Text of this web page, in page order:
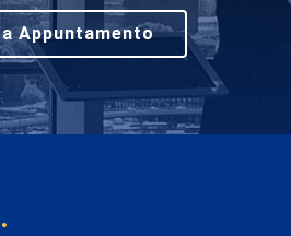
Appuntamento
.